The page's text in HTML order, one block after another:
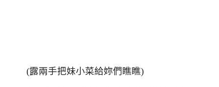
(露兩手把妹小菜給妳們瞧瞧)